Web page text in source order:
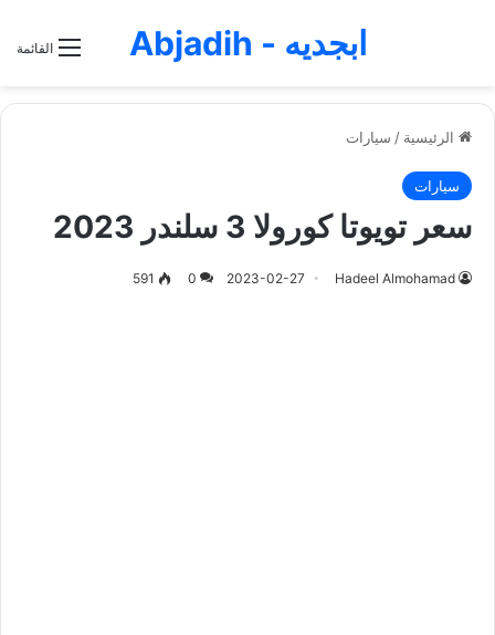
القائمة ابجديه - Abjadih
الرئيسية / سيارات
سيارات
سعر تويوتا كورولا 3 سلندر 2023
Hadeel Almohamad
2023-02-27
0
591